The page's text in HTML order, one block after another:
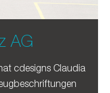
AG
cdesigns Claudia